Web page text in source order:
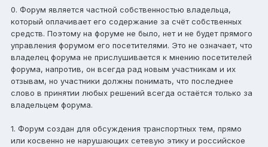
0. Форум является частной собственностью владельца,
который оплачивает его содержание за счёт собственных
средств. Поэтому на форуме не было, нет и не будет прямого
управления форумом его посетителями. Это не означает, что
владелец форума не прислушивается к мнению посетителей
форума, напротив, он всегда рад новым участникам и их
отзывам, но участники должны понимать, что последнее
слово в принятии любых решений всегда остаётся только за
владельцем форума.
1. Форум создан для обсуждения транспортных тем, прямо
или косвенно не нарушающих сетевую этику и российское